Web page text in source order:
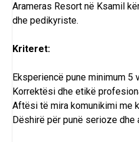
Arameras Resort në Ksamil
dhe pedikyriste.
Kriteret:
Eksperiencë pune minimum 5
Korrektësi dhe etikë
Aftësi të mira komunikimi me
Dëshirë për punë serioze dhe